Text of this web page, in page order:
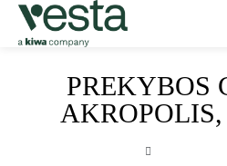
PREKYBOS